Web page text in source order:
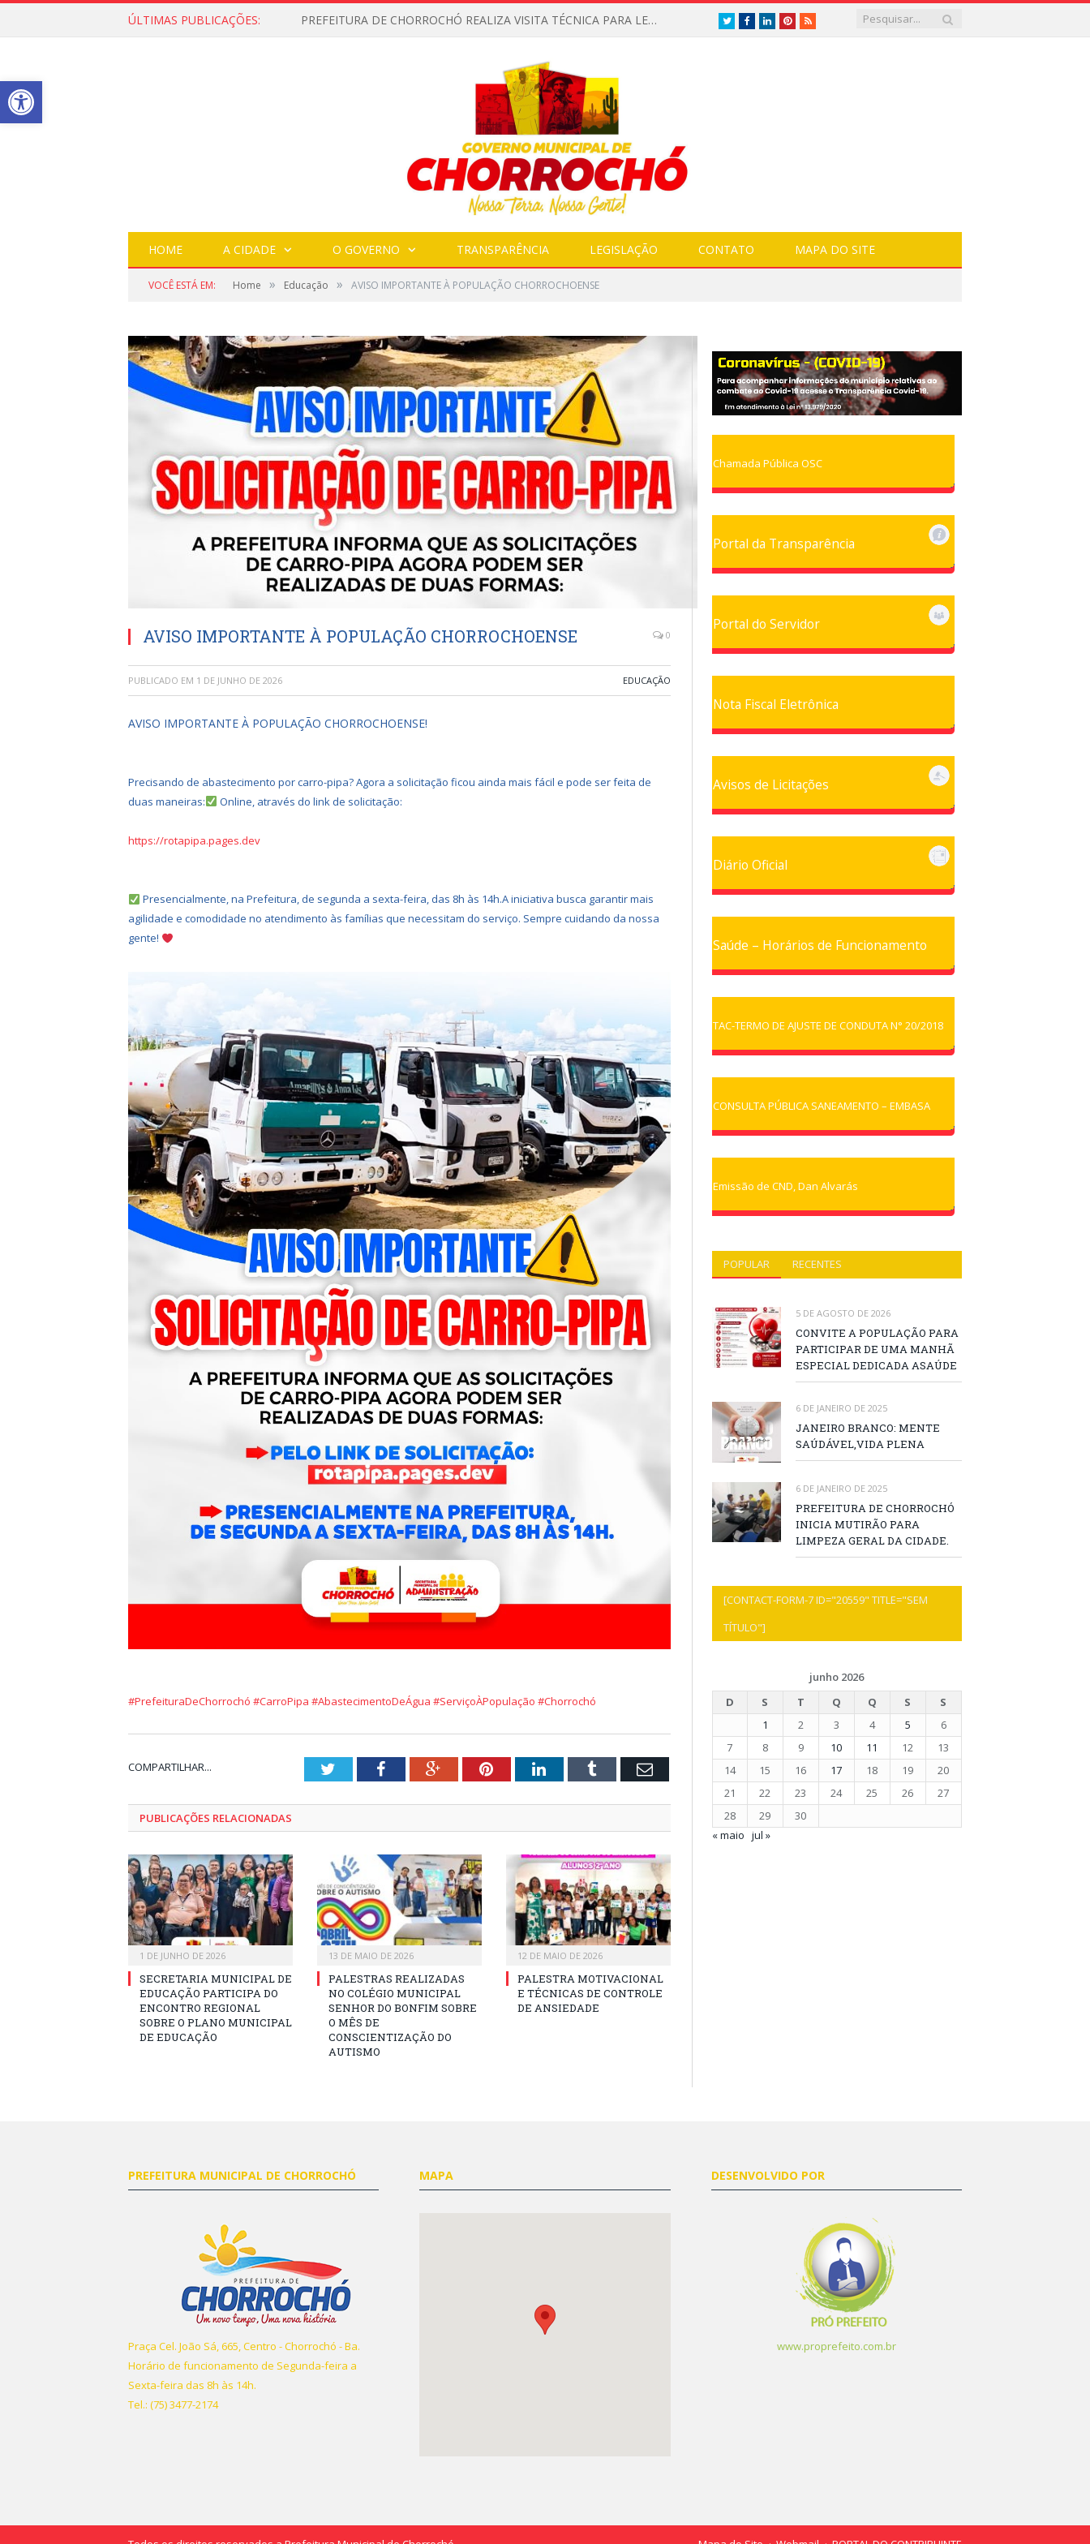
ÚLTIMAS PUBLICAÇÕES: PREFEITURA DE CHORROCHÓ REALIZA VISITA TÉCNICA PARA LEVANTAMENTO DE TRECHO COM ESGOTO A CÉU ABERTO TwitterFacebookLinkedInPinterest
RSS
HOME A CIDADE O GOVERNO TRANSPARÊNCIA LEGISLAÇÃO CONTATO MAPA DO SITE
VOCÊ ESTÁ EM: Home » Educação » AVISO IMPORTANTE À POPULAÇÃO CHORROCHOENSE
AVISO IMPORTANTE À POPULAÇÃO CHORROCHOENSE 0
PUBLICADO EM 1 DE JUNHO DE 2026 EDUCAÇÃO
AVISO IMPORTANTE À POPULAÇÃO CHORROCHOENSE!
Precisando de abastecimento por carro-pipa? Agora a solicitação ficou ainda mais fácil e pode ser feita de
duas maneiras:
Online, através do link de solicitação:
https://rotapipa.pages.dev
Presencialmente, na Prefeitura, de segunda a sexta-feira, das 8h às 14h.A iniciativa busca garantir mais
agilidade e comodidade no atendimento às famílias que necessitam do serviço. Sempre cuidando da nossa
gente!
#PrefeituraDeChorrochó #CarroPipa #AbastecimentoDeÁgua #ServiçoÀPopulação #Chorrochó
COMPARTILHAR... TwitterFacebook Google+PinterestLinkedInTumblr E-
PUBLICAÇÕES RELACIONADAS
1 DE JUNHO DE 2026
SECRETARIA MUNICIPAL DE
EDUCAÇÃO PARTICIPA DO
ENCONTRO REGIONAL
SOBRE O PLANO MUNICIPAL
DE EDUCAÇÃO
13 DE MAIO DE 2026
PALESTRAS REALIZADAS
NO COLÉGIO MUNICIPAL
SENHOR DO BONFIM SOBRE
O MÊS DE
CONSCIENTIZAÇÃO DO
AUTISMO
12 DE MAIO DE 2026
PALESTRA MOTIVACIONAL
E TÉCNICAS DE CONTROLE
DE ANSIEDADE
Chamada Pública OSC
Portal da Transparência
Portal do Servidor
Nota Fiscal Eletrônica
Avisos de Licitações
Diário Oficial
Saúde – Horários de Funcionamento
TAC-TERMO DE AJUSTE DE CONDUTA N° 20/2018
CONSULTA PÚBLICA SANEAMENTO – EMBASA
Emissão de CND, Dan Alvarás
POPULAR RECENTES
5 DE AGOSTO DE 2026
CONVITE A POPULAÇÃO PARA
PARTICIPAR DE UMA MANHÃ
ESPECIAL DEDICADA ASAÚDE
6 DE JANEIRO DE 2025
JANEIRO BRANCO: MENTE
SAÚDÁVEL,VIDA PLENA
6 DE JANEIRO DE 2025
PREFEITURA DE CHORROCHÓ
INICIA MUTIRÃO PARA
LIMPEZA GERAL DA CIDADE.
[CONTACT-FORM-7 ID="20559" TITLE="SEM
TÍTULO"]
junho 2026
D
S T Q Q S
S
1
2 3 4 5
6
7
8 9 10 11 12
13
14
15 16 17 18 19
20
21
22 23 24 25 26
27
28
29
30
« maio jul »
PREFEITURA MUNICIPAL DE CHORROCHÓ
Praça Cel. João Sá, 665, Centro - Chorrochó - Ba.
Horário de funcionamento de Segunda-feira a
Sexta-feira das 8h às 14h.
Tel.: (75) 3477-2174
MAPA DESENVOLVIDO POR
www.proprefeito.com.br
Open toolbar